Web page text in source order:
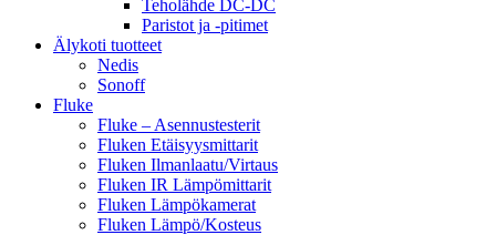
Teholähde DC-DC
Paristot ja -pitimet
Älykoti tuotteet
Nedis
Sonoff
Fluke
Fluke – Asennustesterit
Fluken Etäisyysmittarit
Fluken Ilmanlaatu/Virtaus
Fluken IR Lämpömittarit
Fluken Lämpökamerat
Fluken Lämpö/Kosteus